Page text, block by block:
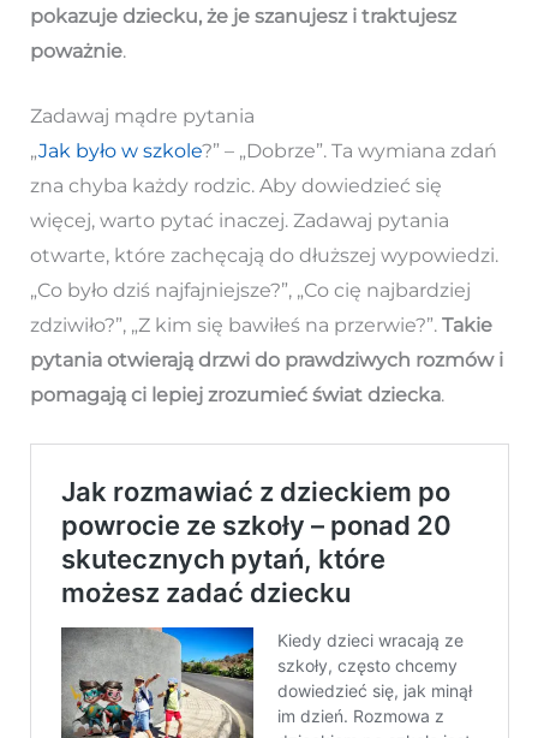
pokazuje dziecku, że je szanujesz i traktujesz
poważnie.
Zadawaj mądre pytania
„Jak było w szkole?” – „Dobrze”. Ta wymiana zdań
zna chyba każdy rodzic. Aby dowiedzieć się
więcej, warto pytać inaczej. Zadawaj pytania
otwarte, które zachęcają do dłuższej wypowiedzi.
„Co było dziś najfajniejsze?”, „Co cię najbardziej
zdziwiło?”, „Z kim się bawiłeś na przerwie?”. Takie
pytania otwierają drzwi do prawdziwych rozmów i
pomagają ci lepiej zrozumieć świat dziecka.